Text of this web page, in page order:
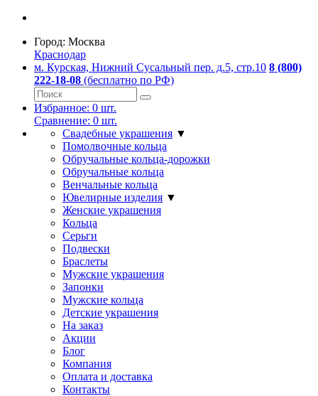
Город: Москва
Краснодар
м. Курская, Нижний Сусальный пер. д.5, стр.10 8 (800)
222-18-08 (бесплатно по РФ)
Избранное: 0 шт.
Сравнение: 0 шт.
Свадебные украшения ▼
Помолвочные кольца
Обручальные кольца-дорожки
Обручальные кольца
Венчальные кольца
Ювелирные изделия ▼
Женские украшения
Кольца
Серьги
Подвески
Браслеты
Мужские украшения
Запонки
Мужские кольца
Детские украшения
На заказ
Акции
Блог
Компания
Оплата и доставка
Контакты